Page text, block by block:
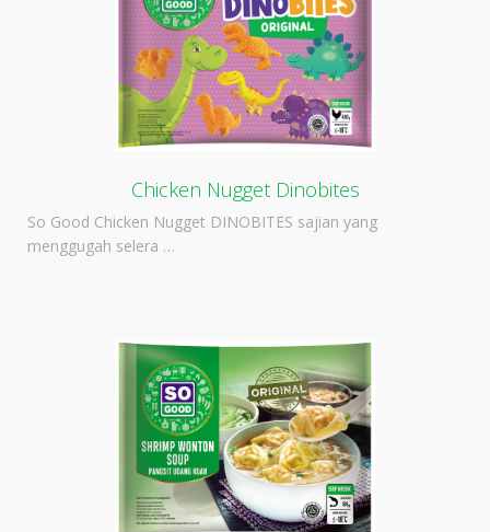
Chicken Nugget Dinobites
So Good Chicken Nugget DINOBITES sajian yang
menggugah selera …